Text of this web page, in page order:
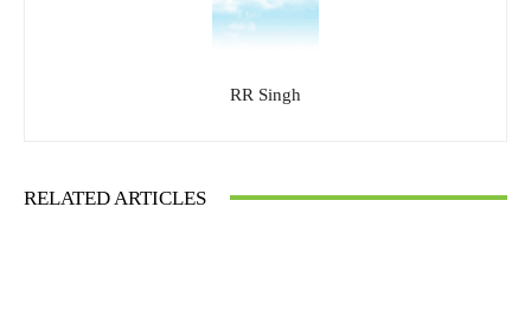
RR Singh
RELATED ARTICLES